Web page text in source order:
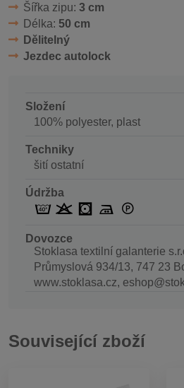
Šířka zipu: 3 cm
Délka: 50 cm
Dělitelný
Jezdec autolock
Složení
100% polyester, plast
Techniky
šití ostatní
Údržba
Dovozce
Stoklasa textilní galanterie
Průmyslová 934/13, 747 23
www.stoklasa.cz,
Související zboží